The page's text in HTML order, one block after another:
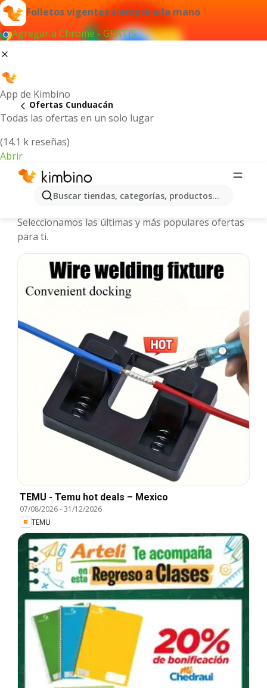
Folletos vigentes siempre a la mano
Agregar a Chrome - GRATIS
App de Kimbino
Todas las ofertas en un solo lugar
(14.1 k reseñas)
Abrir
Buscar tiendas, categorías, productos...
Ofertas Cunduacán
Cunduacán - Folletos y ofertas más
Seleccionamos las últimas y más populares ofertas
para ti.
TEMU - Temu hot deals – Mexico
07/08/2026-31/12/2026
TEMU